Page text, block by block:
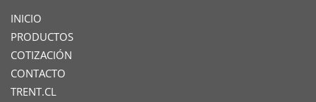
INICIO
PRODUCTOS
COTIZACIÓN
CONTACTO
TRENT.CL